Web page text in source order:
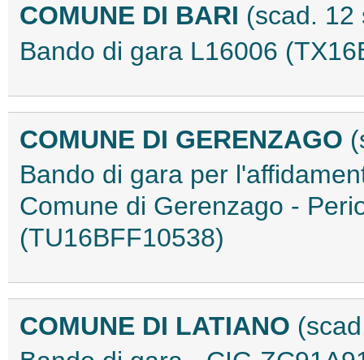
COMUNE DI BARI (scad. 12
Bando di gara L16006
COMUNE DI GERENZAGO
Bando di gara per
Comune di Gerenzago -
(TU16BFF10538)
COMUNE DI LATIANO